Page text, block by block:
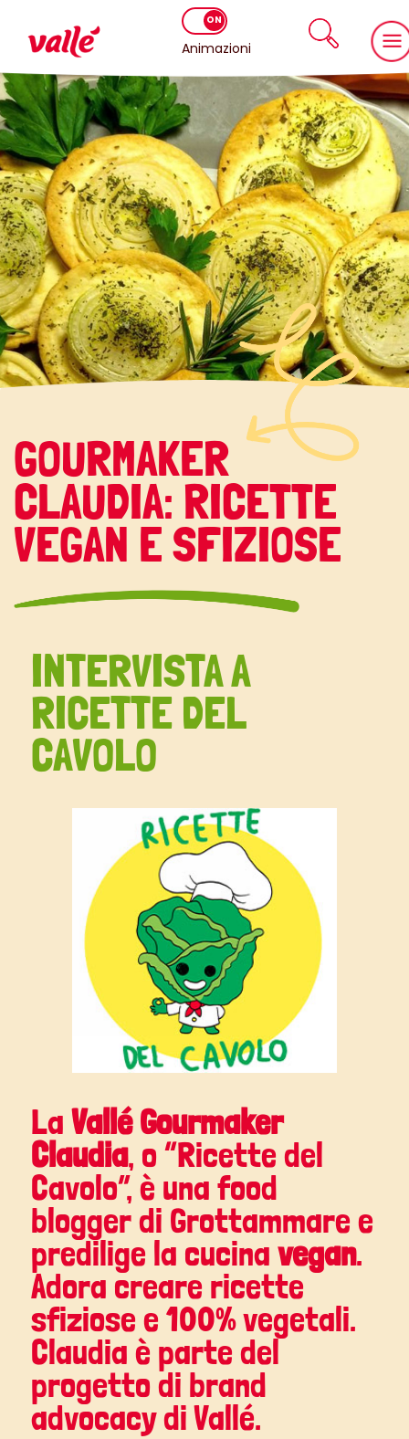
Animazioni
GOURMAKER
CLAUDIA: RICETTE
VEGAN E SFIZIOSE
INTERVISTA A
RICETTE DEL
CAVOLO
La Vallé Gourmaker
Claudia, o “Ricette del
Cavolo”, è una food
blogger di Grottammare e
predilige la cucina vegan.
Adora creare ricette
sfiziose e 100% vegetali.
Claudia è parte del
progetto di brand
advocacy di Vallé.